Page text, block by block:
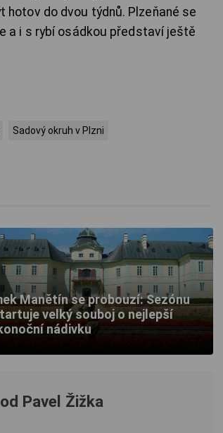
do dvou týdnů. Plzeňané se
a i s rybí osádkou představí ještě
Sadový okruh v Plzni
Manětín se probouzí: Sezónu
velký souboj o nejlepší
nádivku
Pavel Žižka